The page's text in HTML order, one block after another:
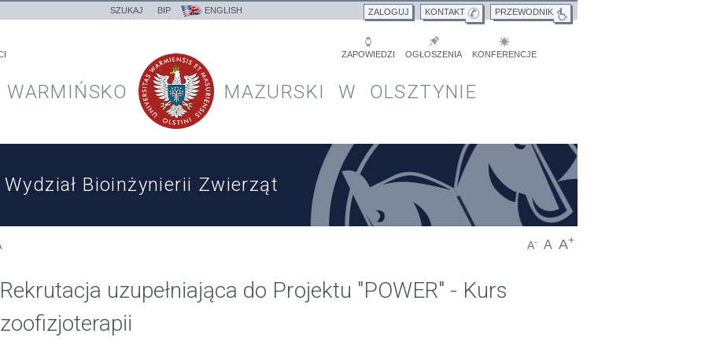
SZUKAJ BIP ENGLISH PRZEWODNIK
KONTAKT
ZALOGUJ
KONFERENCJE
OGŁOSZENIA
ZAPOWIEDZI
WARMIŃSKO MAZURSKI W OLSZTYNIE
Wydział Bioinżynierii Zwierząt
A- A A+
Rekrutacja uzupełniająca do Projektu "POWER" - Kurs
zoofizjoterapii